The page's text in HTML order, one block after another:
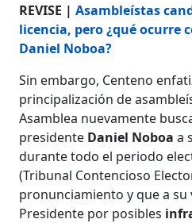
REVISE |Asambleístas
licencia, pero ¿qué ocurre
Daniel Noboa?
Sin embargo, Centeno
principalización de
Asamblea nuevamente
presidente Daniel Noboa a
durante todo el periodo
(Tribunal Contencioso
pronunciamiento y que a su
Presidente por posibles